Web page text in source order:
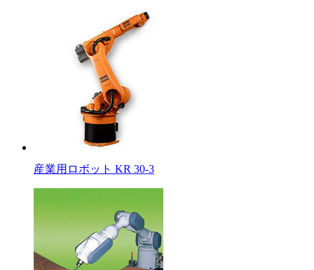
産業用ロボット KR 30-3